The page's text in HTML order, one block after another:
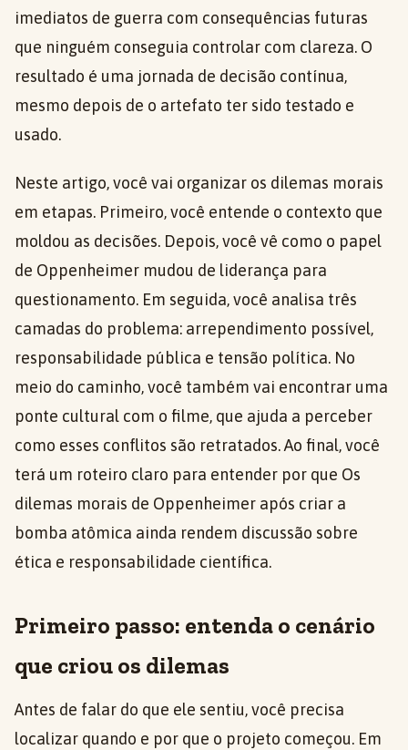
imediatos de guerra com consequências futuras
que ninguém conseguia controlar com clareza. O
resultado é uma jornada de decisão contínua,
mesmo depois de o artefato ter sido testado e
usado.
Neste artigo, você vai organizar os dilemas morais
em etapas. Primeiro, você entende o contexto que
moldou as decisões. Depois, você vê como o papel
de Oppenheimer mudou de liderança para
questionamento. Em seguida, você analisa três
camadas do problema: arrependimento possível,
responsabilidade pública e tensão política. No
meio do caminho, você também vai encontrar uma
ponte cultural com o filme, que ajuda a perceber
como esses conflitos são retratados. Ao final, você
terá um roteiro claro para entender por que Os
dilemas morais de Oppenheimer após criar a
bomba atômica ainda rendem discussão sobre
ética e responsabilidade científica.
Primeiro passo: entenda o cenário
que criou os dilemas
Antes de falar do que ele sentiu, você precisa
localizar quando e por que o projeto começou. Em